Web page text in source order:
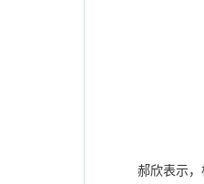
郝欣表示，根